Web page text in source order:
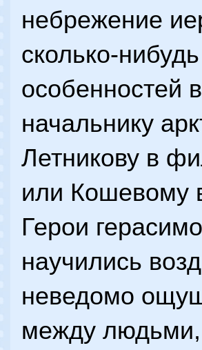
небрежение
сколько-
особенностей
начальнику
Летникову в
или Кошевому
Герои
научились
неведомо
между